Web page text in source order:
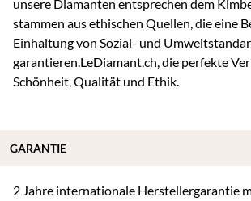
unsere Diamanten entsprechen dem
stammen aus ethischen Quellen, die eine
Einhaltung von Sozial- und
garantieren.LeDiamant.ch, die perfekte
Schönheit, Qualität und Ethik.
2 Jahre internationale Herstellergarantie
GARANTIE